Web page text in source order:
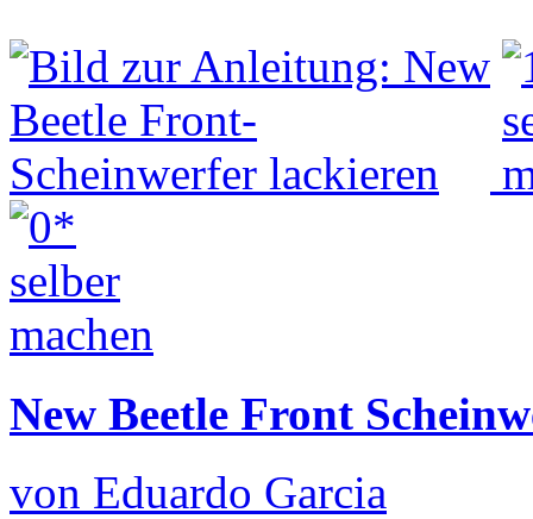
New Beetle Front
von Eduardo Garcia